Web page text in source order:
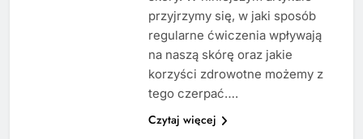
przyjrzymy się, w jaki sposób
regularne ćwiczenia wpływają
na naszą skórę oraz jakie
korzyści zdrowotne możemy z
tego czerpać….
Czytaj więcej